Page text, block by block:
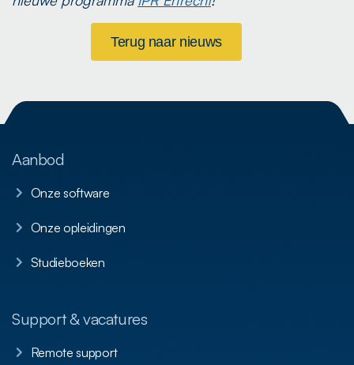
Terug naar nieuws
Aanbod
Onze software
Onze opleidingen
Studieboeken
Support & vacatures
Remote support